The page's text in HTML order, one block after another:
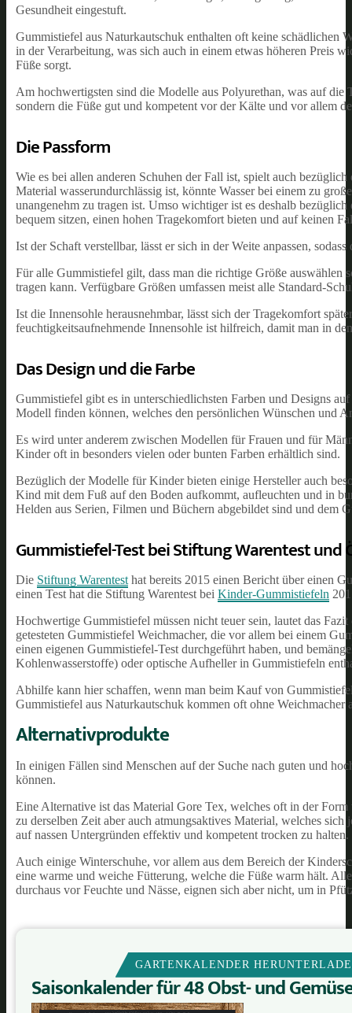
Gesundheit eingestuft.
Gummistiefel aus Naturkautschuk enthalten oft keine schädlichen
in der Verarbeitung, was sich auch in einem etwas höheren Preis
Füße sorgt.
Am hochwertigsten sind die Modelle aus Polyurethan, was auf die
sondern die Füße gut und kompetent vor der Kälte und vor allem
Die Passform
Wie es bei allen anderen Schuhen der Fall ist, spielt auch
Material wasserundurchlässig ist, könnte Wasser bei einem zu
unangenehm zu tragen ist. Umso wichtiger ist es deshalb
bequem sitzen, einen hohen Tragekomfort bieten und auf keinen
Ist der Schaft verstellbar, lässt er sich in der Weite anpassen,
Für alle Gummistiefel gilt, dass man die richtige Größe auswählen
tragen kann. Verfügbare Größen umfassen meist alle Standard-
Ist die Innensohle herausnehmbar, lässt sich der Tragekomfort
feuchtigkeitsaufnehmende Innensohle ist hilfreich, damit man in
Das Design und die Farbe
Gummistiefel gibt es in unterschiedlichsten Farben und Designs
Modell finden können, welches den persönlichen Wünschen und
Es wird unter anderem zwischen Modellen für Frauen und für
Kinder oft in besonders vielen oder bunten Farben erhältlich sind.
Bezüglich der Modelle für Kinder bieten einige Hersteller auch
Kind mit dem Fuß auf den Boden aufkommt, aufleuchten und in
Helden aus Serien, Filmen und Büchern abgebildet sind und dem
Gummistiefel-Test bei Stiftung Warentest und
Die Stiftung Warentest hat bereits 2015 einen Bericht über einen
einen Test hat die Stiftung Warentest bei Kinder-Gummistiefeln
Hochwertige Gummistiefel müssen nicht teuer sein, lautet das
getesteten Gummistiefel Weichmacher, die vor allem bei einem
einen eigenen Gummistiefel-Test durchgeführt haben, und
Kohlenwasserstoffe) oder optische Aufheller in Gummistiefeln
Abhilfe kann hier schaffen, wenn man beim Kauf von
Gummistiefel aus Naturkautschuk kommen oft ohne Weichmacher
Alternativprodukte
In einigen Fällen sind Menschen auf der Suche nach guten und
können.
Eine Alternative ist das Material Gore Tex, welches oft in der
zu derselben Zeit aber auch atmungsaktives Material, welches
auf nassen Untergründen effektiv und kompetent trocken zu halten.
Auch einige Winterschuhe, vor allem aus dem Bereich der
eine warme und weiche Fütterung, welche die Füße warm hält.
durchaus vor Feuchte und Nässe, eignen sich aber nicht, um in
GARTENKALENDER
Saisonkalender für 48 Obst- und